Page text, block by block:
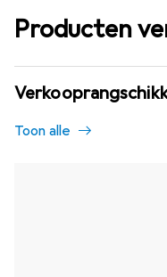
Producten
Toon alle